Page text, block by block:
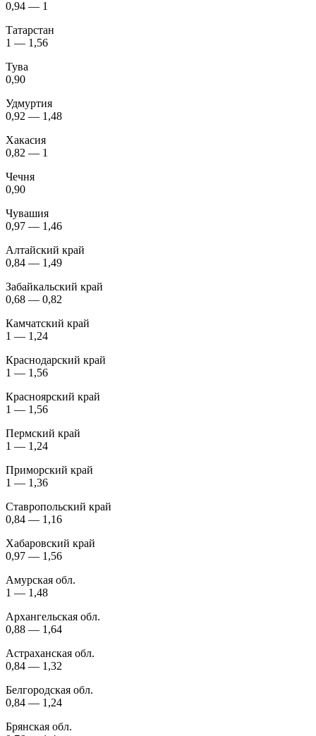
0,94 — 1
Татарстан
1 — 1,56
Тува
0,90
Удмуртия
0,92 — 1,48
Хакасия
0,82 — 1
Чечня
0,90
Чувашия
0,97 — 1,46
Алтайский край
0,84 — 1,49
Забайкальский край
0,68 — 0,82
Камчатский край
1 — 1,24
Краснодарский край
1 — 1,56
Красноярский край
1 — 1,56
Пермский край
1 — 1,24
Приморский край
1 — 1,36
Ставропольский край
0,84 — 1,16
Хабаровский край
0,97 — 1,56
Амурская обл.
1 — 1,48
Архангельская обл.
0,88 — 1,64
Астраханская обл.
0,84 — 1,32
Белгородская обл.
0,84 — 1,24
Брянская обл.